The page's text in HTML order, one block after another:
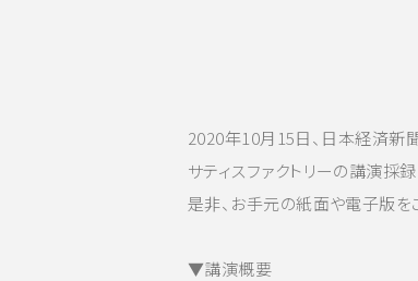
2020年10月15日、日本経済
サティスファクトリーの講演採
是非、お手元の紙面や電子版を
▼講演概要